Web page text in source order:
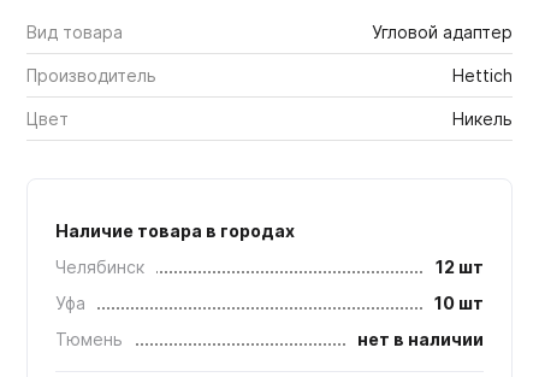
Вид товара Угловой адаптер
Производитель Hettich
Цвет Никель
Наличие товара в городах
Челябинск
12 шт
Уфа
10 шт
Тюмень
нет в наличии